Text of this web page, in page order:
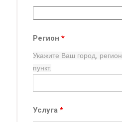
Регион *
Укажите Ваш город, регион
пункт.
Услуга *